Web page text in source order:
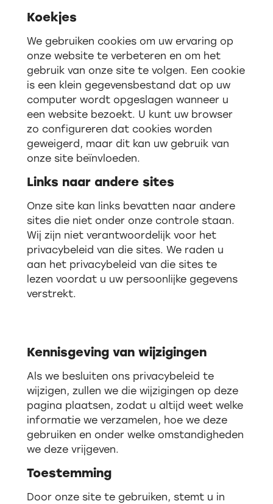
Koekjes
We gebruiken cookies om uw ervaring op
onze website te verbeteren en om het
gebruik van onze site te volgen. Een cookie
is een klein gegevensbestand dat op uw
computer wordt opgeslagen wanneer u
een website bezoekt. U kunt uw browser
zo configureren dat cookies worden
geweigerd, maar dit kan uw gebruik van
onze site beïnvloeden.
Links naar andere sites
Onze site kan links bevatten naar andere
sites die niet onder onze controle staan.
Wij zijn niet verantwoordelijk voor het
privacybeleid van die sites. We raden u
aan het privacybeleid van die sites te
lezen voordat u uw persoonlijke gegevens
verstrekt.
Kennisgeving van wijzigingen
Als we besluiten ons privacybeleid te
wijzigen, zullen we die wijzigingen op deze
pagina plaatsen, zodat u altijd weet welke
informatie we verzamelen, hoe we deze
gebruiken en onder welke omstandigheden
we deze vrijgeven.
Toestemming
Door onze site te gebruiken, stemt u in